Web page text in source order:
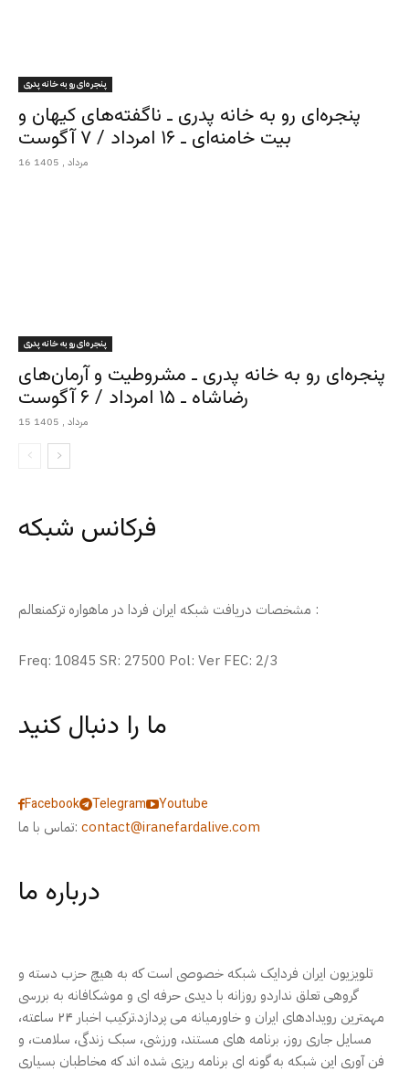
پنجره‌ای رو به خانه پدری
پنجره‌ای رو به خانه پدری ـ ناگفته‌های کیهان و
بیت خامنه‌ای ـ ۱۶ امرداد / ۷ آگوست
16 مرداد , 1405
پنجره‌ای رو به خانه پدری
پنجره‌ای رو به خانه پدری ـ مشروطیت و آرمان‌های
رضاشاه ـ ۱۵ امرداد / ۶ آگوست
15 مرداد , 1405
فرکانس شبکه
مشخصات دریافت شبکه ایران فردا در ماهواره ترکمنعالم :
Freq: 10845 SR: 27500 Pol: Ver FEC: 2/3
ما را دنبال کنید
Facebook Telegram
Youtube
تماس با ما: contact@iranefardalive.com
درباره ما
تلویزیون ایران فردایک شبکه خصوصی است که به هیچ حزب دسته و
گروهی تعلق نداردو روزانه با دیدی حرفه ای و موشکافانه به بررسی
مهمترین رویدادهای ایران و خاورمیانه می پردازد.ترکیب اخبار ۲۴ ساعته،
مسایل جاری روز، برنامه های مستند، ورزشی، سبک زندگی، سلامت، و
فن آوری این شبکه به گونه ای برنامه ریزی شده اند که مخاطبان بسیاری